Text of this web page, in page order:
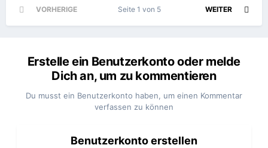
VORHERIGE WEITER
Seite 1 von 5
Erstelle ein Benutzerkonto oder melde
Dich an, um zu kommentieren
Du musst ein Benutzerkonto haben, um einen Kommentar
verfassen zu können
Benutzerkonto erstellen